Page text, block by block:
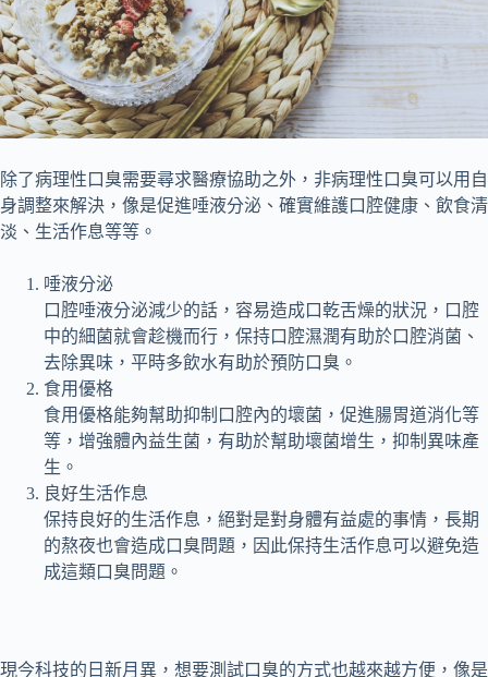
除了病理性口臭需要尋求醫療協助之外，非病理性口臭可以用自
身調整來解決，像是促進唾液分泌、確實維護口腔健康、飲食清
淡、生活作息等等。
唾液分泌
口腔唾液分泌減少的話，容易造成口乾舌燥的狀況，口腔
中的細菌就會趁機而行，保持口腔濕潤有助於口腔消菌、
去除異味，平時多飲水有助於預防口臭。
食用優格
食用優格能夠幫助抑制口腔內的壞菌，促進腸胃道消化等
等，增強體內益生菌，有助於幫助壞菌增生，抑制異味產
生。
良好生活作息
保持良好的生活作息，絕對是對身體有益處的事情，長期
的熬夜也會造成口臭問題，因此保持生活作息可以避免造
成這類口臭問題。
現今科技的日新月異，想要測試口臭的方式也越來越方便，像是